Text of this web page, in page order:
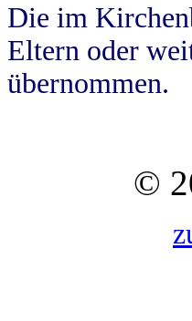
Die im
Eltern oder
übernommen.
©